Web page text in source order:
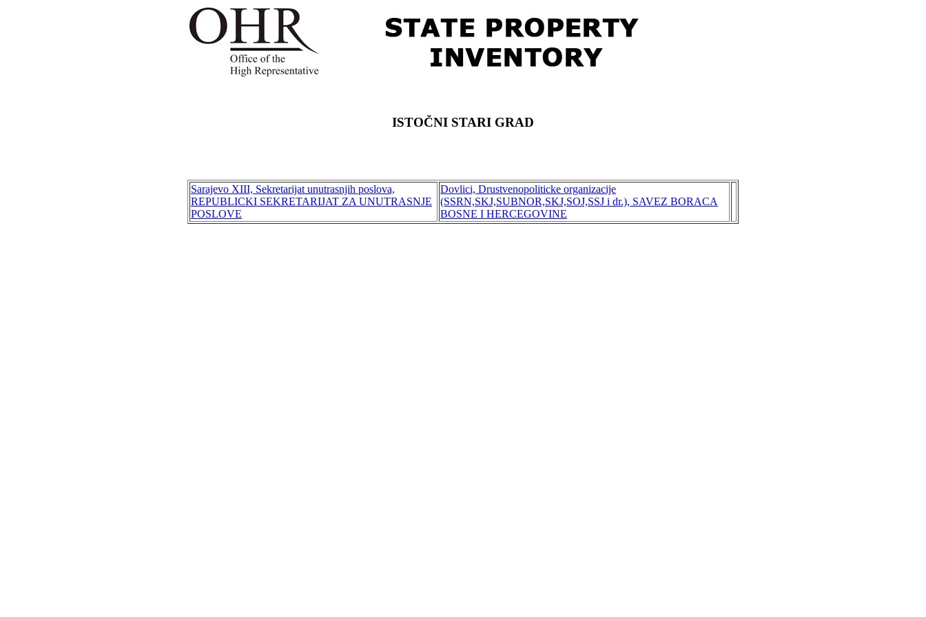
ISTOČNI STARI GRAD
Sarajevo XIII, Sekretarijat unutrasnjih poslova,
REPUBLICKI SEKRETARIJAT ZA UNUTRASNJE
POSLOVE
Dovlici, Drustvenopoliticke organizacije
(SSRN,SKJ,SUBNOR,SKJ,SOJ,SSJ i dr.), SAVEZ BORACA
BOSNE I HERCEGOVINE